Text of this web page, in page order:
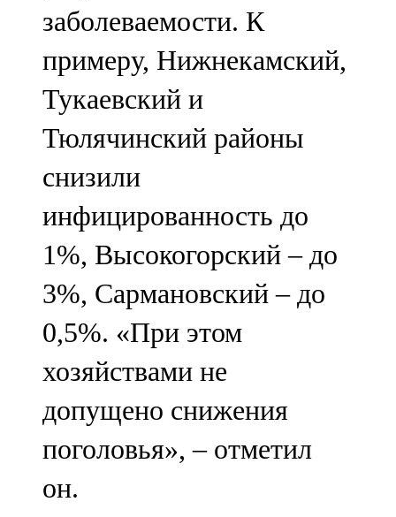
заболеваемости. К
примеру, Нижнекамский,
Тукаевский и
Тюлячинский районы
снизили
инфицированность до
1%, Высокогорский – до
3%, Сармановский – до
0,5%. «При этом
хозяйствами не
допущено снижения
поголовья», – отметил
он.